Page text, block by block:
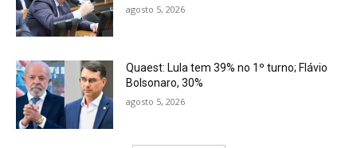
agosto 5, 2026
Quaest: Lula tem 39% no 1º turno; Flávio
Bolsonaro, 30%
agosto 5, 2026